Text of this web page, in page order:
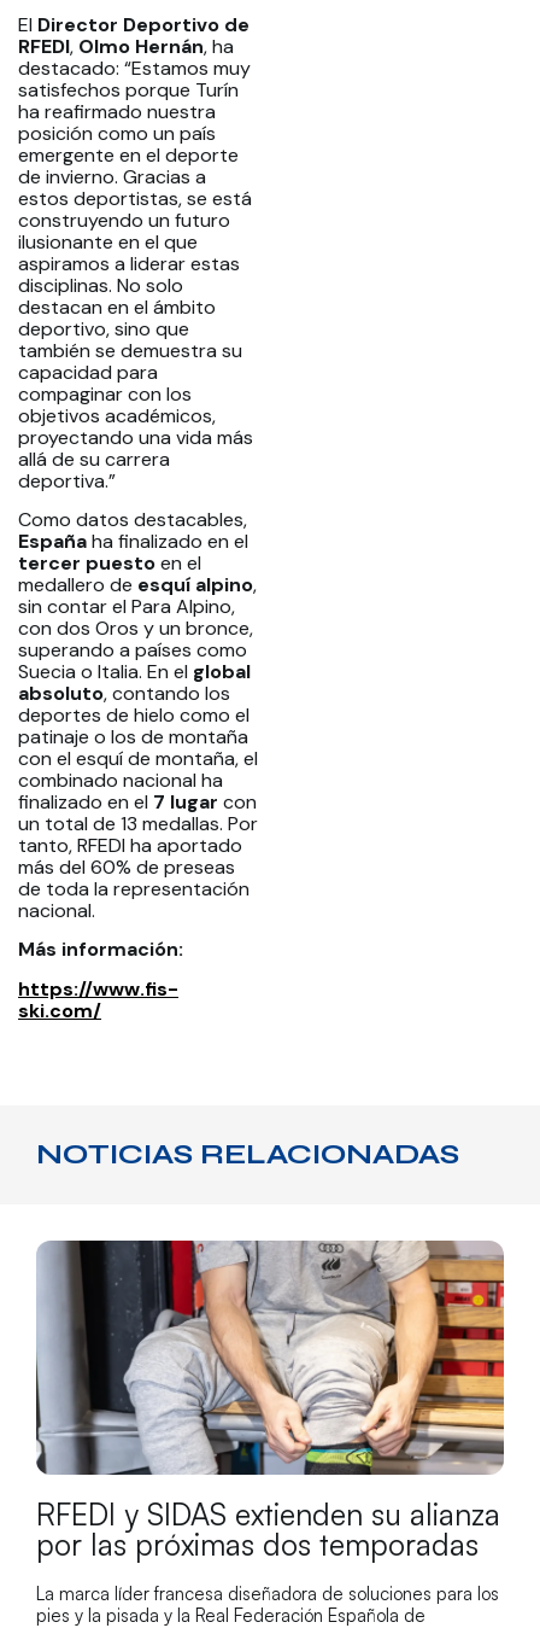
El Director Deportivo de
RFEDI, Olmo Hernán, ha
destacado: “Estamos muy
satisfechos porque Turín
ha reafirmado nuestra
posición como un país
emergente en el deporte
de invierno. Gracias a
estos deportistas, se está
construyendo un futuro
ilusionante en el que
aspiramos a liderar estas
disciplinas. No solo
destacan en el ámbito
deportivo, sino que
también se demuestra su
capacidad para
compaginar con los
objetivos académicos,
proyectando una vida más
allá de su carrera
deportiva.”
Como datos destacables,
Españaha finalizado en el
tercer puestoen el
medallero de esquí alpino,
sin contar el Para Alpino,
con dos Oros y un bronce,
superando a países como
Suecia o Italia. En el global
absoluto, contando los
deportes de hielo como el
patinaje o los de montaña
con el esquí de montaña, el
combinado nacional ha
finalizado en el 7 lugar con
un total de 13 medallas. Por
tanto, RFEDI ha aportado
más del 60% de preseas
de toda la representación
nacional.
Más información:
https://www.fis-
ski.com/
NOTICIAS RELACIONADAS
RFEDI y SIDAS extienden su alianza
por las próximas dos temporadas
La marca líder francesa diseñadora de soluciones para los
pies y la pisada y la Real Federación Española de